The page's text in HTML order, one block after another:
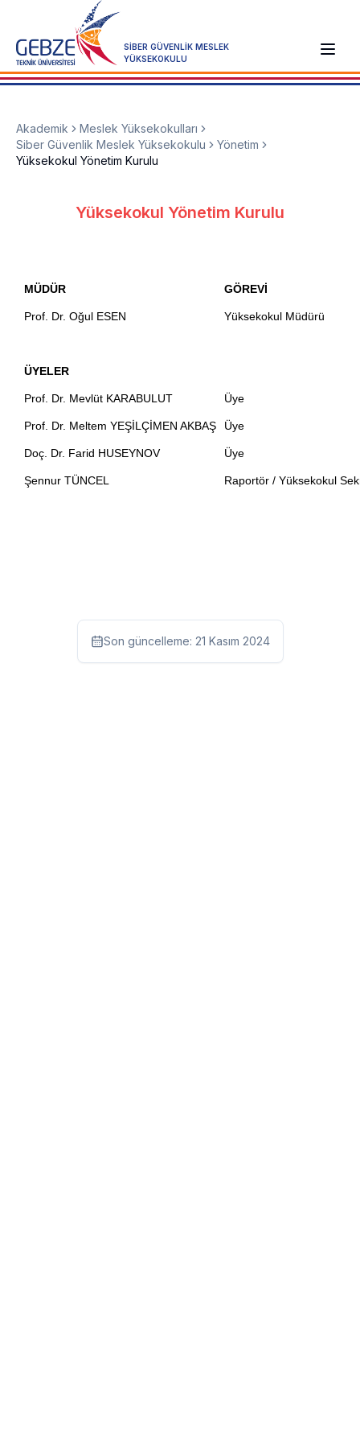
SİBER GÜVENLİK MESLEK
YÜKSEKOKULU
Akademik
Meslek Yüksekokulları
Siber Güvenlik Meslek Yüksekokulu
Yönetim
Yüksekokul Yönetim Kurulu
Yüksekokul Yönetim Kurulu
MÜDÜR GÖREVİ
Prof. Dr. Oğul ESEN Yüksekokul Müdürü
ÜYELER
Prof. Dr. Mevlüt KARABULUT Üye
Prof. Dr. Meltem YEŞİLÇİMEN AKBAŞ Üye
Doç. Dr. Farid HUSEYNOV Üye
Şennur TÜNCEL Raportör / Yüksekokul
Son güncelleme: 21 Kasım 2024